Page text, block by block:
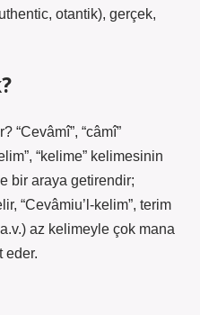
“Cevâmî”, “câmî”
“kelime” kelimesinin
bir araya getirendir;
“Cevâmiu’l-kelim”, terim
az kelimeyle çok mana
eder.